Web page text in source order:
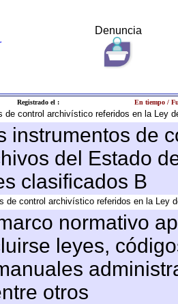
Denuncia
Registrado el : En tiempo /
de control archivístico referidos en la Ley
instrumentos de
del Estado
clasificados B
de control archivístico referidos en la Ley
normativo
leyes,
otros